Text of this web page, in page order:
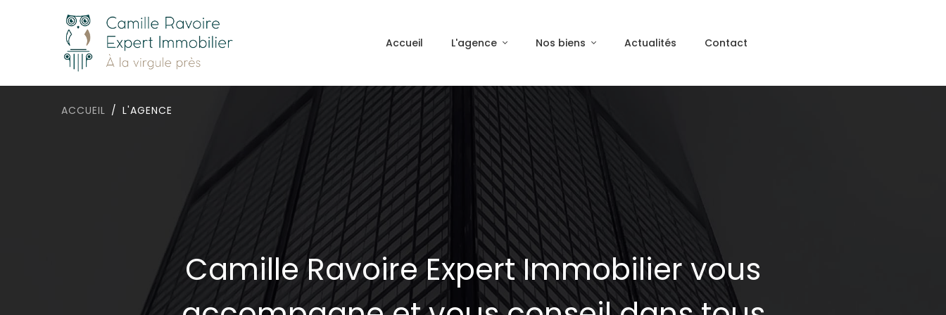
Accueil L'agence Nos biens Actualités Contact
ACCUEIL L'AGENCE
Camille Ravoire Expert Immobilier vous